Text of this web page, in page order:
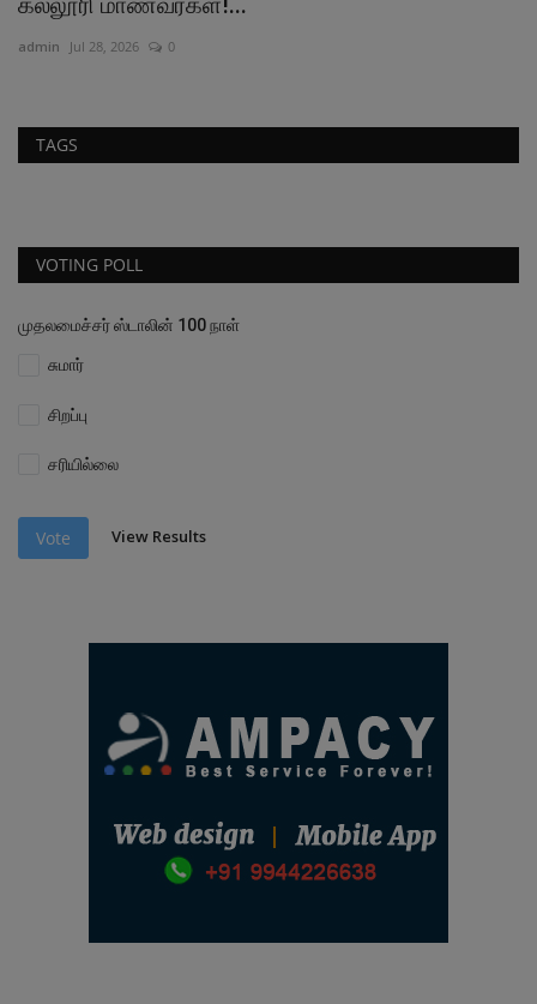
admin Jul 28, 2026 0
TAGS
VOTING POLL
முதலமைச்சர் ஸ்டாலின் 100 நாள்
சுமார்
சிறப்பு
சரியில்லை
Vote View Results